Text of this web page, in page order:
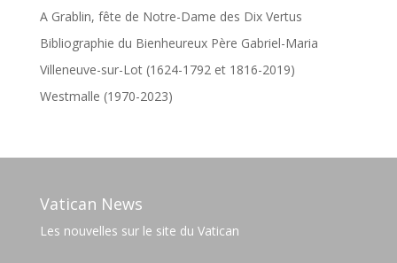
A Grablin, fête de Notre-Dame des Dix Vertus
Bibliographie du Bienheureux Père Gabriel-Maria
Villeneuve-sur-Lot (1624-1792 et 1816-2019)
Westmalle (1970-2023)
Vatican News
Les nouvelles sur le site du Vatican